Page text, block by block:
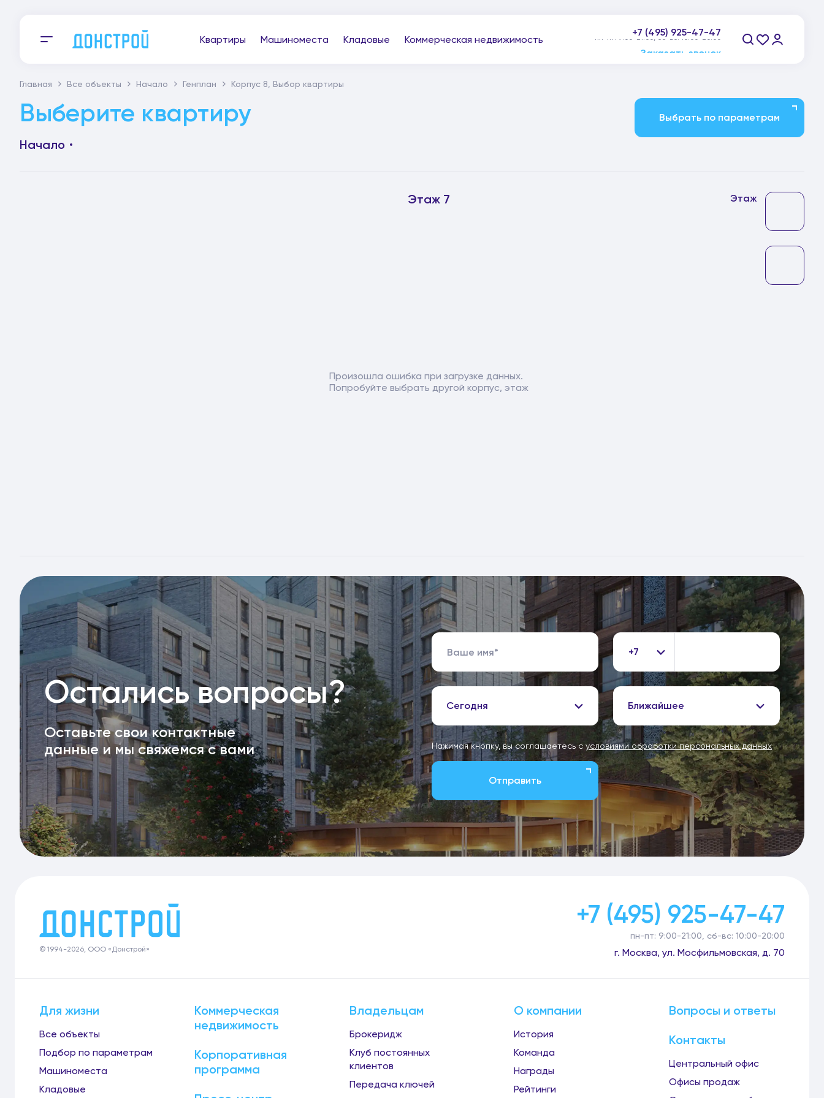
Квартиры Машиноместа Кладовые Коммерческая недвижимость
+7 (495) 925-47-47
пн-пт: 9:00-21:00, сб-вс: 10:00-20:00
Главная Все объекты Начало Генплан Корпус 8, Выбор квартиры
Выберите квартиру Выбрать по параметрам
Начало
Этаж 7
Произошла ошибка при загрузке данных.
Попробуйте выбрать другой корпус, этаж
Этаж
Остались вопросы?
Оставьте свои контактные
данные и мы свяжемся с вами
+7
Сегодня Ближайшее
Нажимая кнопку, вы соглашаетесь с условиями обработки персональных данных
Отправить
© 1994-2026, ООО «Донстрой»
+7 (495) 925-47-47
пн-пт: 9:00-21:00, сб-вс: 10:00-20:00
г. Москва, ул. Мосфильмовская, д. 70
Для жизни
Все объекты
Подбор по параметрам
Машиноместа
Кладовые
Коммерческая
недвижимость
Корпоративная
программа
Владельцам
Брокеридж
Клуб постоянных
клиентов
Передача ключей
О компании
История
Команда
Награды
Рейтинги
Вопросы и ответы
Контакты
Центральный офис
Офисы продаж